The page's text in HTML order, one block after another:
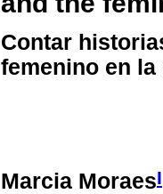
Contar
femenino en
Marcia MoraesI